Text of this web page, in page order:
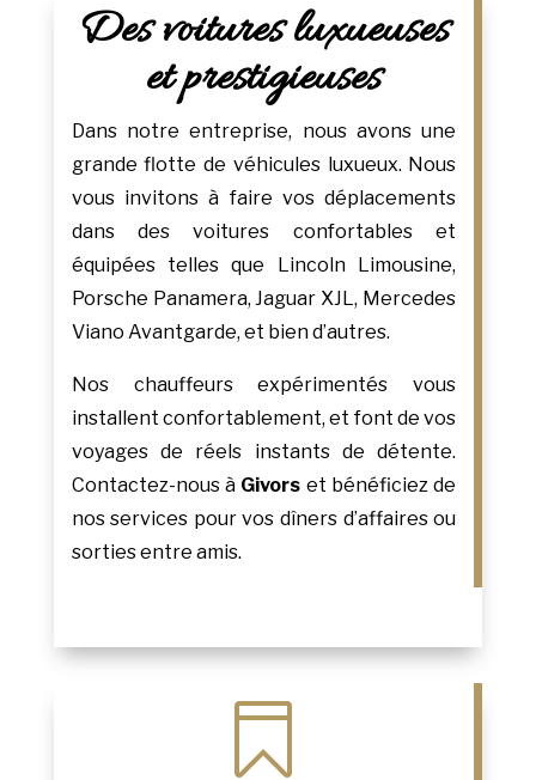
Des voitures luxueuses
et prestigieuses
Dans notre entreprise, nous avons une
grande flotte de véhicules luxueux. Nous
vous invitons à faire vos déplacements
dans des voitures confortables et
équipées telles que Lincoln Limousine,
Porsche Panamera, Jaguar XJL, Mercedes
Viano Avantgarde, et bien d’autres.
Nos chauffeurs expérimentés vous
installent confortablement, et font de vos
voyages de réels instants de détente.
Contactez-nous à Givors et bénéficiez de
nos services pour vos dîners d’affaires ou
sorties entre amis.
